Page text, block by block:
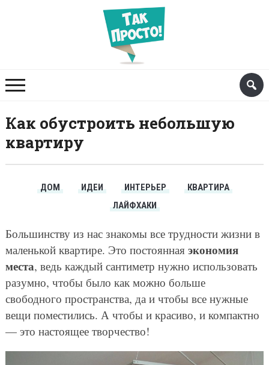
Как обустроить небольшую
квартиру
ДОМ ИДЕИ ИНТЕРЬЕР
КВАРТИРА
ЛАЙФХАКИ
Большинству из нас знакомы все трудности жизни в
маленькой квартире. Это постоянная экономия
места, ведь каждый сантиметр нужно использовать
разумно, чтобы было как можно больше
свободного пространства, да и чтобы все нужные
вещи поместились. А чтобы и красиво, и компактно
— это настоящее творчество!